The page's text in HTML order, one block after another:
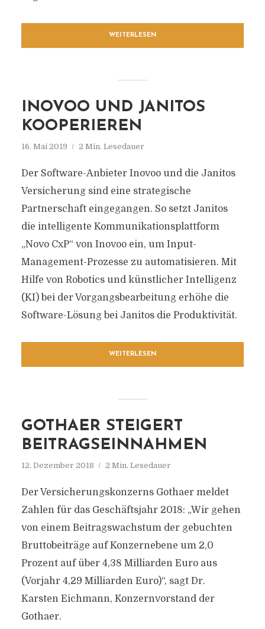
WEITERLESEN
INOVOO UND JANITOS
KOOPERIEREN
16. Mai 2019 2 Min. Lesedauer
Der Software-Anbieter Inovoo und die Janitos
Versicherung sind eine strategische
Partnerschaft eingegangen. So setzt Janitos
die intelligente Kommunikationsplattform
„Novo CxP“ von Inovoo ein, um Input-
Management-Prozesse zu automatisieren. Mit
Hilfe von Robotics und künstlicher Intelligenz
(KI) bei der Vorgangsbearbeitung erhöhe die
Software-Lösung bei Janitos die Produktivität.
WEITERLESEN
GOTHAER STEIGERT
BEITRAGSEINNAHMEN
12. Dezember 2018 2 Min. Lesedauer
Der Versicherungskonzerns Gothaer meldet
Zahlen für das Geschäftsjahr 2018: „Wir gehen
von einem Beitragswachstum der gebuchten
Bruttobeiträge auf Konzernebene um 2,0
Prozent auf über 4,38 Milliarden Euro aus
(Vorjahr 4,29 Milliarden Euro)“, sagt Dr.
Karsten Eichmann, Konzernvorstand der
Gothaer.